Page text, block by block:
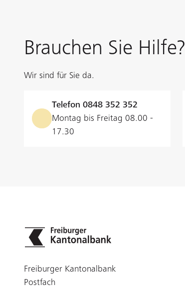
Brauchen Sie Hilfe?
Wir sind für Sie da.
Telefon 0848 352 352
Montag bis Freitag 08.00 -
17.30
Freiburger Kantonalbank
Postfach